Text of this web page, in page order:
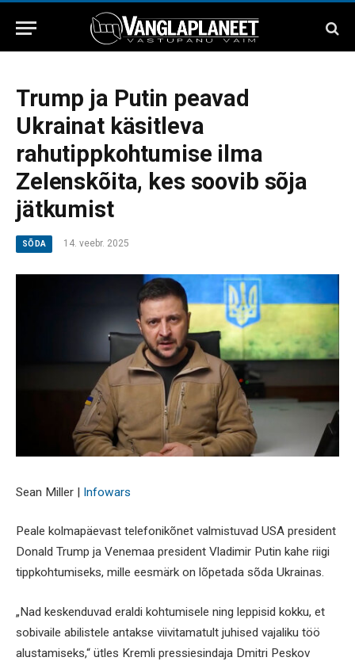
Trump ja Putin peavad
Ukrainat käsitleva
rahutippkohtumise ilma
Zelenskõita, kes soovib sõja
jätkumist
SÕDA 14. veebr. 2025
Sean Miller | Infowars
Peale kolmapäevast telefonikõnet valmistuvad USA president
Donald Trump ja Venemaa president Vladimir Putin kahe riigi
tippkohtumiseks, mille eesmärk on lõpetada sõda Ukrainas.
„Nad keskenduvad eraldi kohtumisele ning leppisid kokku, et
sobivaile abilistele antakse viivitamatult juhised vajaliku töö
alustamiseks,“ ütles Kremli pressiesindaja Dmitri Peskov